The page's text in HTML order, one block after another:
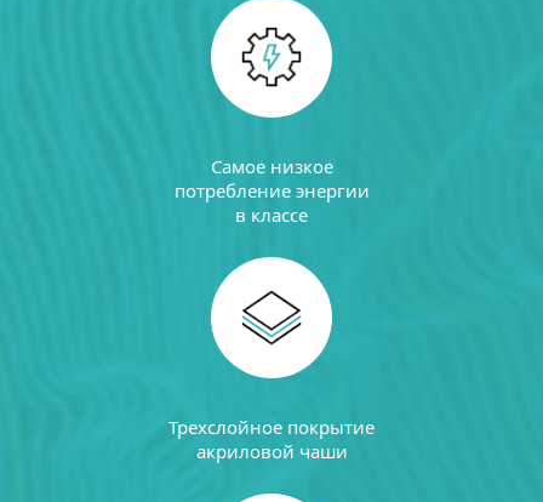
Самое низкое
потребление энергии
в классе
Трехслойное покрытие
акриловой чаши